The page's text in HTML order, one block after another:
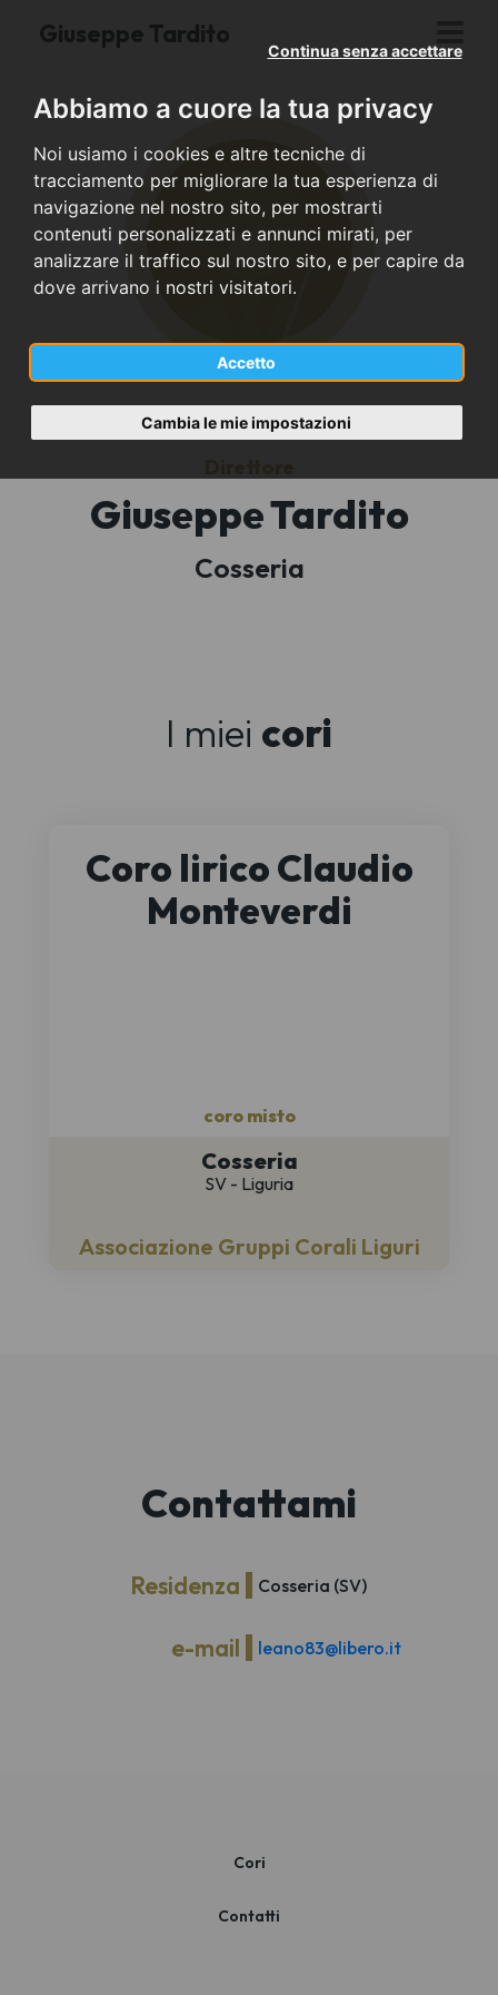
Abbiamo a cuore la tua privacy
Noi usiamo i cookies e altre tecniche di
tracciamento per migliorare la tua esperienza di
navigazione nel nostro sito, per mostrarti
contenuti personalizzati e annunci mirati, per
analizzare il traffico sul nostro sito, e per capire da
dove arrivano i nostri visitatori.
Accetto
Continua senza accettare
Cambia le mie impostazioni
Giuseppe Tardito
Giuseppe Tardito
Cosseria
I miei cori
Coro lirico Claudio
Monteverdi
coro misto
Cosseria
SV - Liguria
Associazione Gruppi Corali Liguri
Contattami
Residenza Cosseria (SV)
e-mail leano83@libero.it
Cori
Contatti